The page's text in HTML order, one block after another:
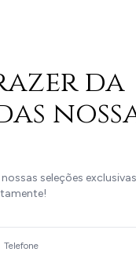
da
seleções